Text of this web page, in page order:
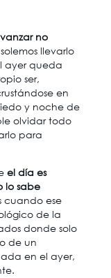
no
llevarlo
ayer queda
ser,
en
y noche de
olvidar todo
para
el día es
lo sabe
cuando ese
de la
donde solo
de un
en el ayer,